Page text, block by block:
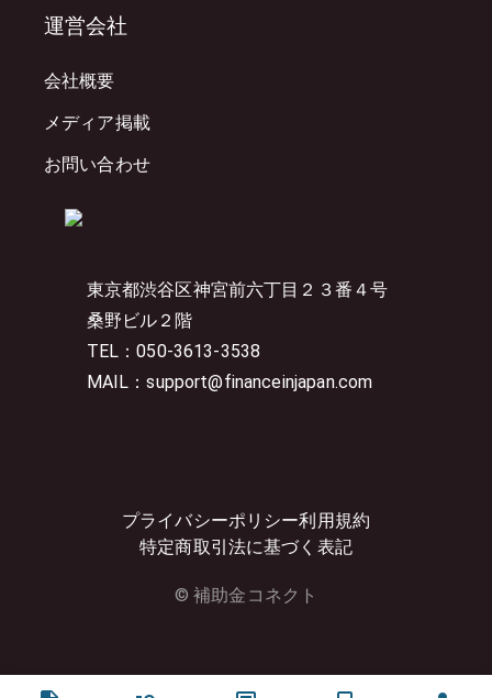
東京都渋谷区神宮前六丁目２３番４号
桑野ビル２階
TEL：050-3613-3538
MAIL：support@financeinjapan.com
プライバシーポリシー利用規約
特定商取引法に基づく表記
© 補助金コネクト
運営会社
会社概要
メディア掲載
お問い合わせ